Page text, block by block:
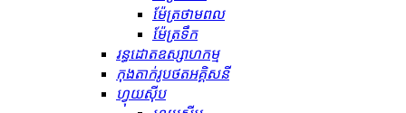
ម៉ែត្រថាមពល
ម៉ែត្រទឹក
រន្ធដោតឧស្សាហកម្ម
កុងតាក់រូបថតអគ្គិសនី
ហ្វុយស៊ីប